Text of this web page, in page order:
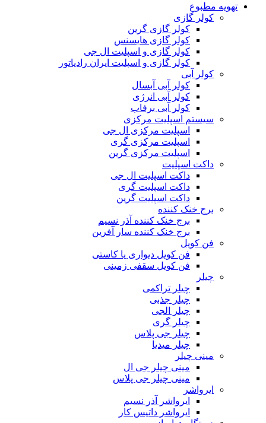
تهویه مطبوع
کولر گازی
کولر گازی گرین
کولر گازی هایسنس
کولر گازی و اسپلیت ال جی
کولر گازی و اسپلیت ایران رادیاتور
کولر آبی
کولر آبی آبسال
کولر آبی انرژی
کولر آبی برفاب
سیستم اسپلیت مرکزی
اسپلیت مرکزی ال جی
اسپلیت مرکزی گری
اسپلیت مرکزی گرین
داکت اسپلیت
داکت اسپلیت ال جی
داکت اسپلیت گری
داکت اسپلیت گرین
برج خنک کننده
برج خنک کننده آذر نسیم
برج خنک کننده سار آفرین
فن کویل
فن کویل دیواری یا کاستی
فن کویل سقفی زمینی
چیلر
چیلر تراکمی
چیلر جذبی
چیلر الجی
چیلر گری
چیلر جی پلاس
چیلر میدیا
مینی چیلر
مینی چیلر جی ال
مینی چیلر جی پلاس
ایرواشر
ایرواشر آذر نسیم
ایرواشر داتیس کار